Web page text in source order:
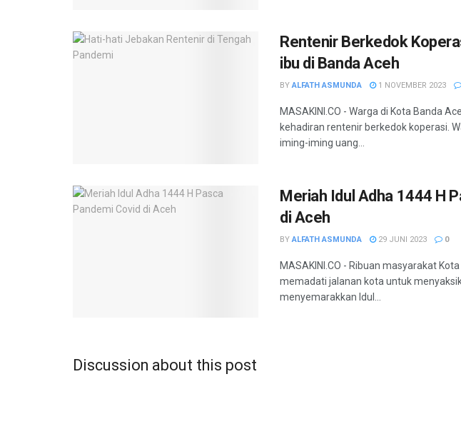
Rentenir Berkedok
ibu di Banda Aceh
BY ALFATH ASMUNDA 1 NOVEMBER 2023
MASAKINI.CO - Warga di Kota Banda
kehadiran rentenir berkedok koperasi.
iming-iming uang...
Meriah Idul Adha 1444 H
di Aceh
BY ALFATH ASMUNDA 29 JUNI 2023 0
MASAKINI.CO - Ribuan masyarakat
memadati jalanan kota untuk
menyemarakkan Idul...
Discussion about this post